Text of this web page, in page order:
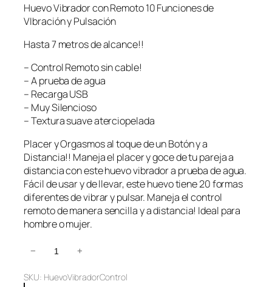
Huevo Vibrador con Remoto 10 Funciones de
VIbración y Pulsación
Hasta 7 metros de alcance!!
– Control Remoto sin cable!
– A prueba de agua
– Recarga USB
– Muy Silencioso
– Textura suave aterciopelada
Placer y Orgasmos al toque de un Botón y a
Distancia!! Maneja el placer y goce de tu pareja a
distancia con este huevo vibrador a prueba de agua.
Fácil de usar y de llevar, este huevo tiene 20 formas
diferentes de vibrar y pulsar. Maneja el control
remoto de manera sencilla y a distancia! Ideal para
hombre o mujer.
e
− +
SKU: HuevoVibradorControl